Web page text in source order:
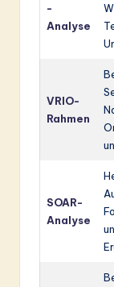
-
Analyse
VRIO-
Rahmen
SOAR-
Analyse